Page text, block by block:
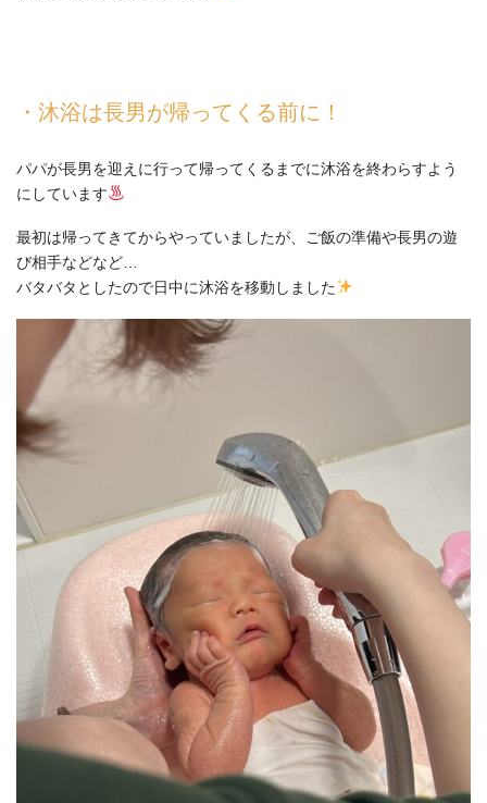
・沐浴は長男が帰ってくる前に！
パパが長男を迎えに行って帰ってくるまでに沐浴を終わらすよう
にしています
最初は帰ってきてからやっていましたが、ご飯の準備や長男の遊
び相手などなど…
バタバタとしたので日中に沐浴を移動しました